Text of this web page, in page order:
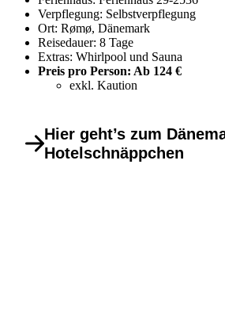
Verpflegung: Selbstverpflegung
Ort: Rømø, Dänemark
Reisedauer: 8 Tage
Extras: Whirlpool und Sauna
Preis pro Person: Ab 124 €
exkl. Kaution
Hier geht’s zum
Hotelschnäppchen